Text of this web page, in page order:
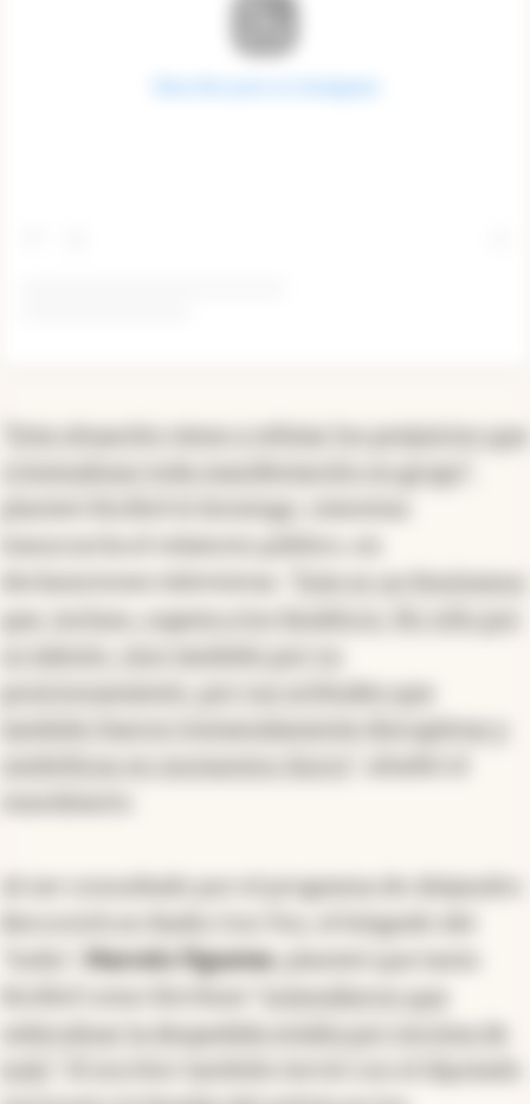
“Esta situación viene a refutar los prejuicios que
que, incluso, supera a los fanáticos. No sólo por
posicionamiento, por sus actitudes que
Al ser consultado por el programa de Alejandro
Marcelo Figueras
vehiculizar la despedida estaba por encima de